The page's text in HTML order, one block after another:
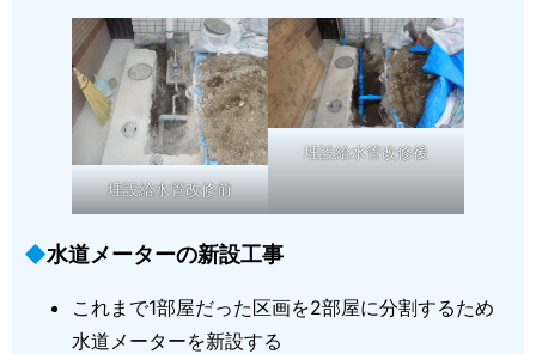
埋設給水管改修前
埋設給水管改修後
水道メーターの新設工事
これまで1部屋だった区画を2部屋に分割するため
水道メーターを新設する